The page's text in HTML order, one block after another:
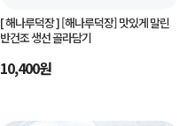
[ 해나루덕장 ][해나루덕장] 맛있게 말린
반건조 생선 골라담기
10,400원